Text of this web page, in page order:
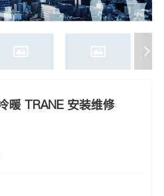
杰能冷暖 TRANE 安装维修